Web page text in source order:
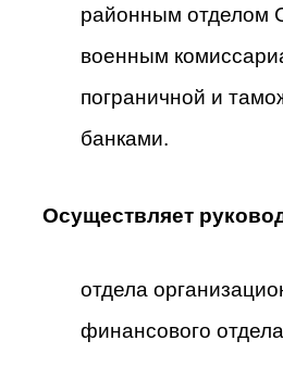
районным отделом
военным
пограничной и
банками.
Осуществляет
отдела
финансового